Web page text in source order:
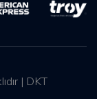
| DKT